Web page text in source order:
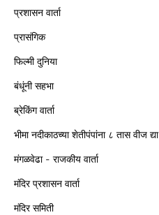
प्रशासन वार्ता
प्रासंगिक
फिल्मी दुनिया
बंधूंनी सहभा
ब्रेकिंग वार्ता
भीमा नदीकाठच्या शेतीपंपांना ८ तास वीज द्या
मंगळवेढा - राजकीय वार्ता
मंदिर प्रशासन वार्ता
मंदिर समिती